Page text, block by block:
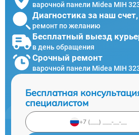
варочной панели Midea MIH
Диагностика за наш счет,
ремонт по желанию
Бесплатный выезд
в день обращения
Срочный ремонт
варочной панели Midea MIH
Бесплатная
специалистом